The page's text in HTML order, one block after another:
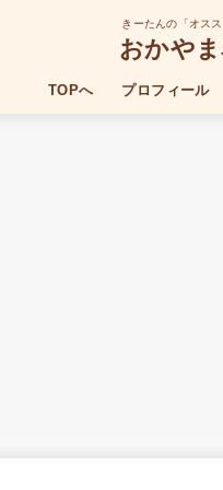
きーたんの「オス
おかや
TOPへ プロフィール